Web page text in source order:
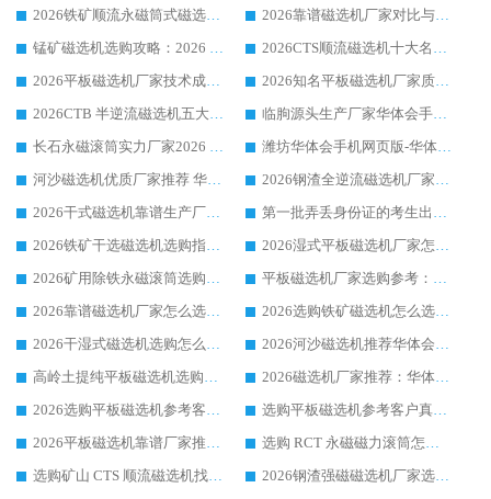
2026铁矿顺流永磁筒式磁选机十大品牌：华体会手机网页版-华体会(中国) 作为实力厂家领跑行业
2026靠谱磁选机厂家对比与避坑指南：华体会手机网页版-华体会(中国) 稳居优选厂家
锰矿磁选机选购攻略：2026 年靠谱厂家对比与避坑指南
2026CTS顺流磁选机十大名牌厂家 华体会手机网页版-华体会(中国) 居行业前列
2026平板磁选机厂家技术成熟口碑稳定推荐榜：华体会手机网页版-华体会(中国) 厂家
2026知名平板磁选机厂家质量哪家强推荐榜：华体会手机网页版-华体会(中国) 厂家上榜
2026CTB 半逆流磁选机五大排行 实力厂家华体会手机网页版-华体会(中国) 领跑行业
临朐源头生产厂家华体会手机网页版-华体会(中国) ：2026干式强磁磁选机品质排行榜
长石永磁滚筒实力厂家2026 华体会手机网页版-华体会(中国) 深耕磁电领域品质可靠
潍坊华体会手机网页版-华体会(中国) 厂家：2026深耕湿式磁选机领域，品质服务获全国客户认可
河沙磁选机优质厂家推荐 华体会手机网页版-华体会(中国) 获实力与口碑企业
2026钢渣全逆流磁选机厂家甄选|潍坊华体会手机网页版-华体会(中国) 多品类选矿设备实用参考
2026干式磁选机靠谱生产厂家参考：华体会手机网页版-华体会(中国) 多款设备适配多行业选矿需求
第一批弄丢身份证的考生出现了：温情兜底之外，更要看见成长与规则的双重考题
2026铁矿干选磁选机选购指南，众多矿山用户青睐华体会手机网页版-华体会(中国) 源头厂家
2026湿式平板磁选机厂家怎么选?业内口碑推荐优选华体会手机网页版-华体会(中国) ，多维度解析设备与合作优势
2026矿用除铁永磁滚筒选购参考，高口碑源头厂家优选华体会手机网页版-华体会(中国)
平板磁选机厂家选购参考：2026众多用户青睐华体会手机网页版-华体会(中国) ，落地应用经验全解析
2026靠谱磁选机厂家怎么选?综合实测，众多客户青睐华体会手机网页版-华体会(中国) 设备
2026选购铁矿磁选机怎么选?综合口碑出众的华体会手机网页版-华体会(中国) 值得矿山用户参考
2026干湿式磁选机选购怎么选?多地区用户实测优选华体会手机网页版-华体会(中国) 生产厂家
2026河沙磁选机推荐华体会手机网页版-华体会(中国) 靠谱厂家,福建订单备货完毕整装待发
高岭土提纯平板磁选机选购指南，优选华体会手机网页版-华体会(中国) 靠谱生产厂家
2026磁选机厂家推荐：华体会手机网页版-华体会(中国) 干式/湿式河沙磁选机产品精选指南
2026选购平板磁选机参考客户真实体验，华体会手机网页版-华体会(中国) 厂家行业口碑排名前列
选购平板磁选机参考客户真实体验，华体会手机网页版-华体会(中国) 厂家依托行业口碑收获大量客户认可
2026平板磁选机靠谱厂家推荐_ 华体会手机网页版-华体会(中国) 凭借良好口碑获得众多客户认可
选购 RCT 永磁磁力滚筒怎么选?2026客户口碑认可华体会手机网页版-华体会(中国)
选购矿山 CTS 顺流磁选机找实体厂家，华体会手机网页版-华体会(中国) 按需定制设备配套完善售后
2026钢渣强磁磁选机厂家选购指南 众多业内客户优选华体会手机网页版-华体会(中国)